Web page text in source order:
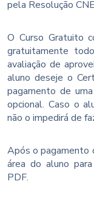
pela Resolução
O Curso Gratuito
gratuitamente
avaliação de
aluno deseje o
pagamento de
opcional. Caso o
não o impedirá de
Após o pagamento
área do aluno
PDF.